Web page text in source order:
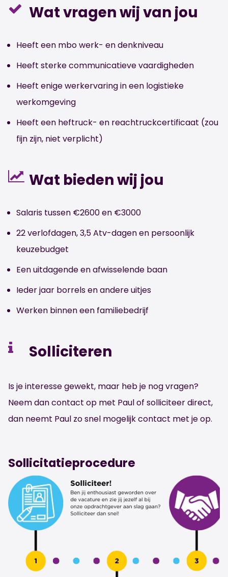
Wat vragen wij van jou
Heeft een mbo werk- en denkniveau
Heeft sterke communicatieve vaardigheden
Heeft enige werkervaring in een logistieke
werkomgeving
Heeft een heftruck- en reachtruckcertificaat (zou
fijn zijn, niet verplicht)
Wat bieden wij jou
Salaris tussen €2600 en €3000
22 verlofdagen, 3,5 Atv-dagen en persoonlijk
keuzebudget
Een uitdagende en afwisselende baan
Ieder jaar borrels en andere uitjes
Werken binnen een familiebedrijf
Solliciteren
Is je interesse gewekt, maar heb je nog vragen?
Neem dan contact op met Paul of solliciteer direct,
dan neemt Paul zo snel mogelijk contact met je op.
Sollicitatieprocedure